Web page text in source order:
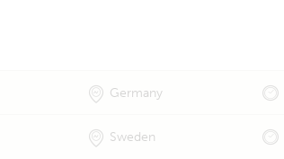
Germany
Sweden